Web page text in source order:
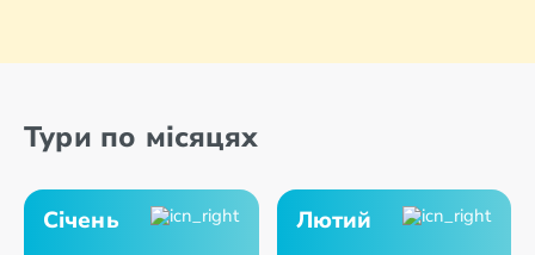
Тури по місяцях
Січень Лютий